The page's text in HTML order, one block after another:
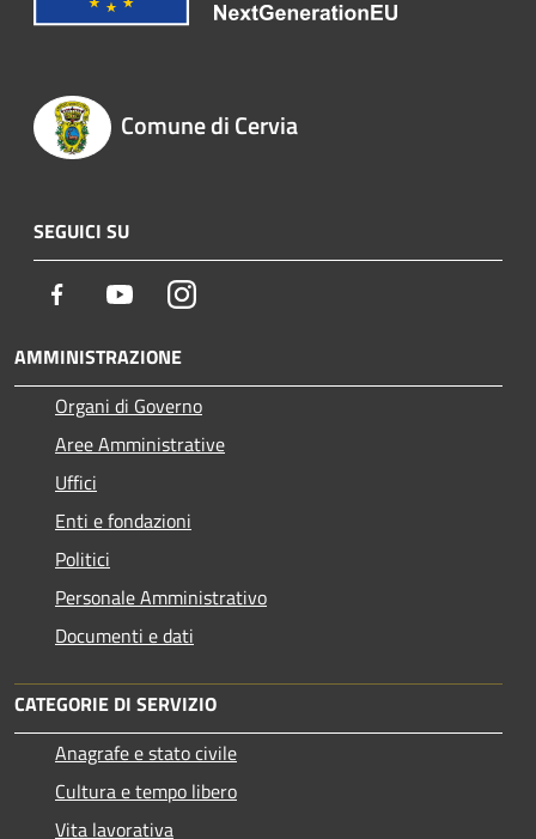
Comune di Cervia
SEGUICI SU
Facebook YoutubeInstagram
AMMINISTRAZIONE
Organi di Governo
Aree Amministrative
Uffici
Enti e fondazioni
Politici
Personale Amministrativo
Documenti e dati
CATEGORIE DI SERVIZIO
Anagrafe e stato civile
Cultura e tempo libero
Vita lavorativa